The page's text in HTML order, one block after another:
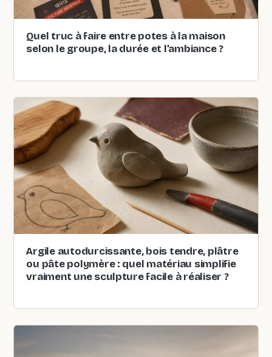
Quel truc à faire entre potes à la maison
selon le groupe, la durée et l’ambiance ?
Argile autodurcissante, bois tendre, plâtre
ou pâte polymère : quel matériau simplifie
vraiment une sculpture facile à réaliser ?